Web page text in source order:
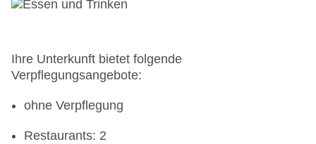
Ihre Unterkunft bietet folgende
Verpflegungsangebote:
ohne Verpflegung
Restaurants: 2